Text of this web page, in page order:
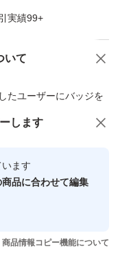
実績99+
いて
たユーザーにバッジを
ユーザーです
させた実績があります
商品への質問
します
ます
品に合わせて編集
商品情報コピー機能について